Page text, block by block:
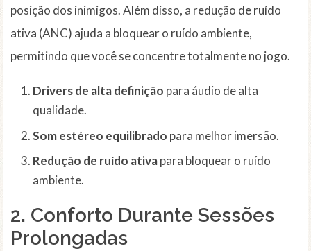
posição dos inimigos. Além disso, a redução de ruído
ativa (ANC) ajuda a bloquear o ruído ambiente,
permitindo que você se concentre totalmente no jogo.
Drivers de alta definição para áudio de alta
qualidade.
Som estéreo equilibrado para melhor imersão.
Redução de ruído ativapara bloquear o ruído
ambiente.
2. Conforto Durante Sessões
Prolongadas